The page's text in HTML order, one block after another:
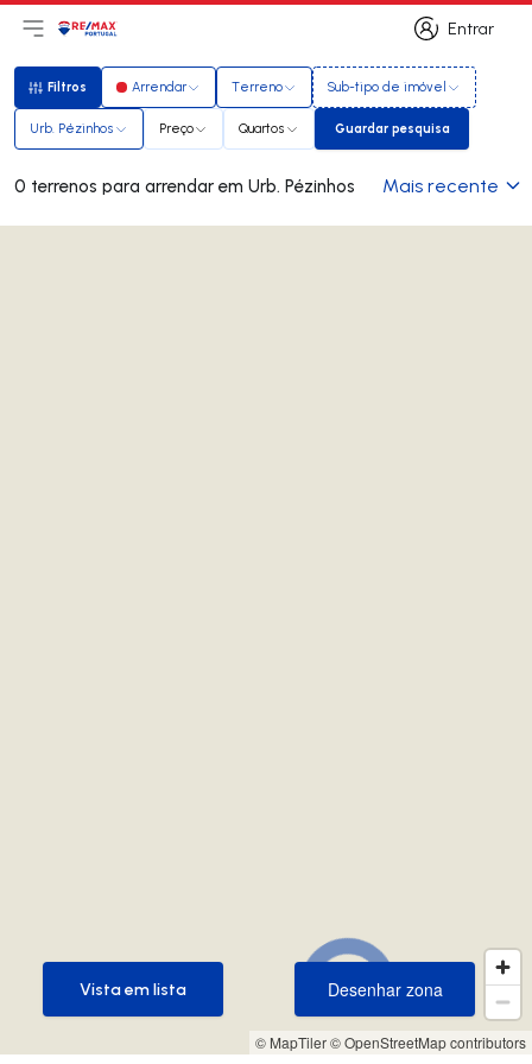
Entrar
Entrar
Abri menu principal
LogoIr para página inicial
Filtros
Filtros Arrendar Terreno Sub-tipo de imóvel
Urb. Pézinhos Preço Quartos Guardar pesquisa
Guardar pesquisa
0 terrenos para arrendar em Urb. Pézinhos Mais recente
© MapTiler© OpenStreetMap contributors
Desenhar zona
Desenhar zona
Vista em lista
Vista em lista